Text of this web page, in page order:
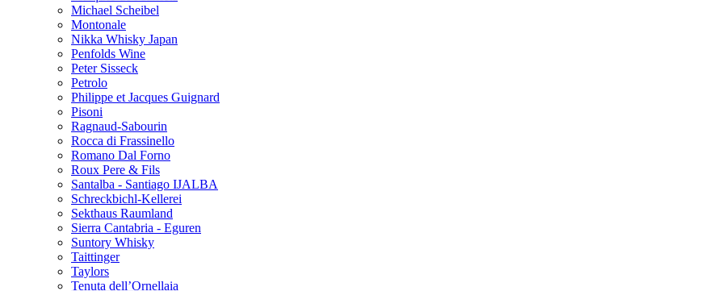
Michael Scheibel
Montonale
Nikka Whisky Japan
Penfolds Wine
Peter Sisseck
Petrolo
Philippe et Jacques Guignard
Pisoni
Ragnaud-Sabourin
Rocca di Frassinello
Romano Dal Forno
Roux Pere & Fils
Santalba - Santiago IJALBA
Schreckbichl-Kellerei
Sekthaus Raumland
Sierra Cantabria - Eguren
Suntory Whisky
Taittinger
Taylors
Tenuta dell’Ornellaia